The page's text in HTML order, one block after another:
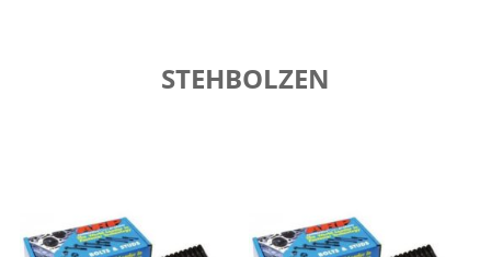
STEHBOLZEN